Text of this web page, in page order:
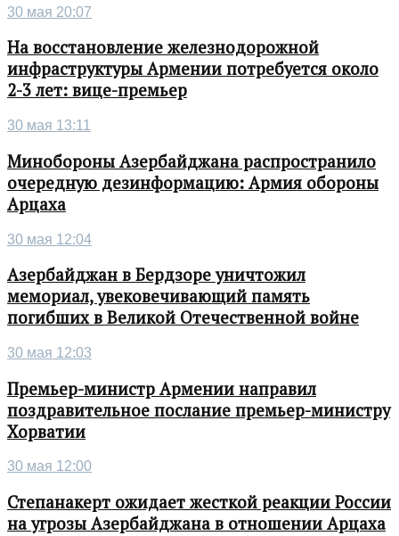
30 мая 20:07
На восстановление железнодорожной
инфраструктуры Армении потребуется около
2-3 лет: вице-премьер
30 мая 13:11
Минобороны Азербайджана распространило
очередную дезинформацию: Армия обороны
Арцаха
30 мая 12:04
Азербайджан в Бердзоре уничтожил
мемориал, увековечивающий память
погибших в Великой Отечественной войне
30 мая 12:03
Премьер-министр Армении направил
поздравительное послание премьер-министру
Хорватии
30 мая 12:00
Степанакерт ожидает жесткой реакции России
на угрозы Азербайджана в отношении Арцаха